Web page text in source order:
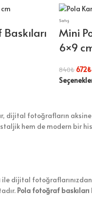
Satış
Mini
6×9
840₺ 672₺
dijital fotoğrafların
hem de modern bir
ile dijital
Pola fotoğraf baskıları